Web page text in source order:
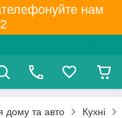
нам
дому та авто Кухні